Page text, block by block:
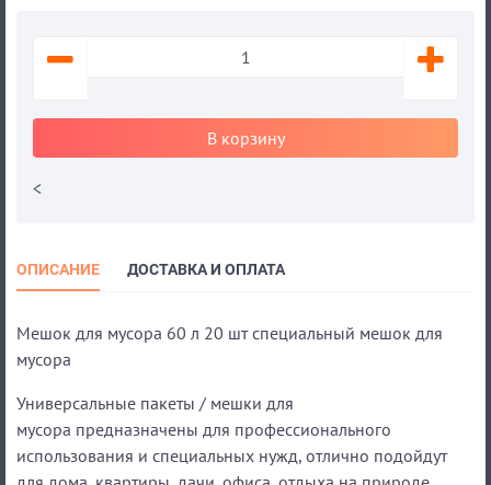
В корзину
<
ОПИСАНИЕ ДОСТАВКА И ОПЛАТА
Мешок для мусора 60 л 20 шт специальный мешок для
мусора
Универсальные пакеты / мешки для
мусора предназначены для профессионального
использования и специальных нужд, отлично подойдут